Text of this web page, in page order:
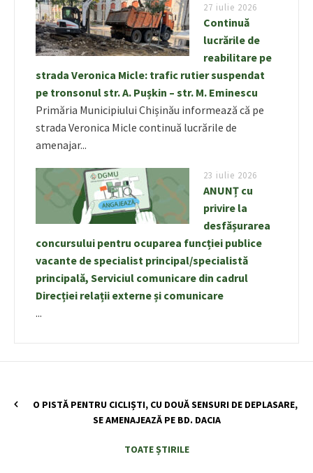
27 iulie 2026
Continuă
lucrările de
reabilitare pe
strada Veronica Micle: trafic rutier suspendat
pe tronsonul str. A. Pușkin – str. M. Eminescu
Primăria Municipiului Chișinău informează că pe
strada Veronica Micle continuă lucrările de
amenajar...
23 iulie 2026
ANUNȚ cu
privire la
desfășurarea
concursului pentru ocuparea funcției publice
vacante de specialist principal/specialistă
principală, Serviciul comunicare din cadrul
Direcției relații externe și comunicare
...
O PISTĂ PENTRU CICLIȘTI, CU DOUĂ SENSURI DE DEPLASARE,
SE AMENAJEAZĂ PE BD. DACIA
TOATE ȘTIRILE